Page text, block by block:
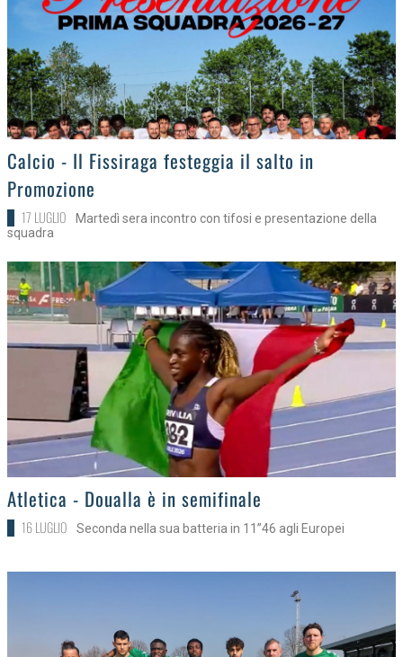
>
Calcio - Il Fissiraga festeggia il salto in
Promozione
17 LUGLIO
Martedì sera incontro con tifosi e presentazione della
squadra
>
Atletica - Doualla è in semifinale
16 LUGLIO Seconda nella sua batteria in 11”46 agli Europei